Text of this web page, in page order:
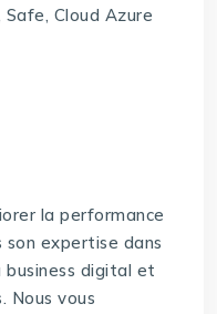
Safe, Cloud Azure
la performance
expertise dans
digital et
Nous vous